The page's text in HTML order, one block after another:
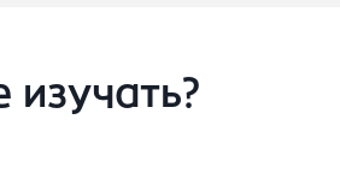
изучать?